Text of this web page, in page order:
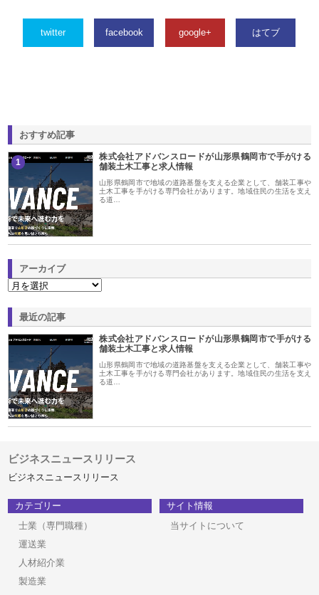
twitter facebook google+ はてブ
おすすめ記事
1
株式会社アドバンスロードが山形県鶴岡市で手がける
舗装土木工事と求人情報
山形県鶴岡市で地域の道路基盤を支える企業として、舗装工事や
土木工事を手がける専門会社があります。地域住民の生活を支え
る道…
アーカイブ
最近の記事
株式会社アドバンスロードが山形県鶴岡市で手がける
舗装土木工事と求人情報
山形県鶴岡市で地域の道路基盤を支える企業として、舗装工事や
土木工事を手がける専門会社があります。地域住民の生活を支え
る道…
ビジネスニュースリリース
ビジネスニュースリリース
カテゴリー
士業（専門職種）
運送業
人材紹介業
製造業
サイト情報
当サイトについて